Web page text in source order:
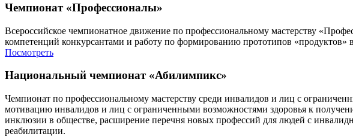
Чемпионат «Профессионалы»
Всероссийское чемпионатное движение по профессиональному мастерству
компетенций конкурсантами и работу по формированию прототипов «продуктов»
Посмотреть
Национальный чемпионат «Абилимпикс»
Чемпионат по профессиональному мастерству среди инвалидов и лиц с
мотивацию инвалидов и лиц с ограниченными возможностями здоровья к
инклюзии в обществе, расширение перечня новых профессий для людей с
реабилитации.